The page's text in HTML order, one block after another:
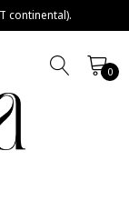
continental).
0